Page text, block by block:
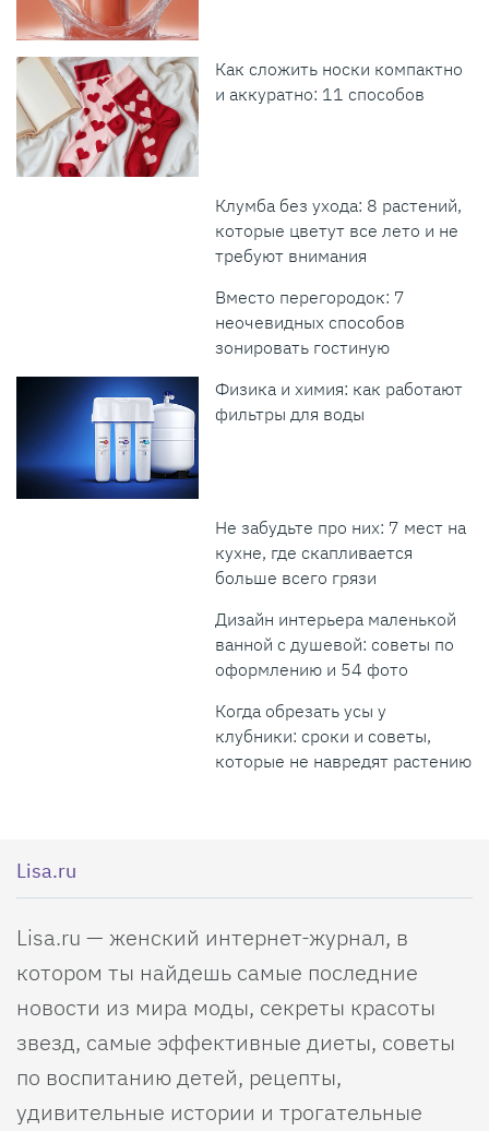
Как сложить носки компактно
и аккуратно: 11 способов
Клумба без ухода: 8 растений,
которые цветут все лето и не
требуют внимания
Вместо перегородок: 7
неочевидных способов
зонировать гостиную
Физика и химия: как работают
фильтры для воды
Не забудьте про них: 7 мест на
кухне, где скапливается
больше всего грязи
Дизайн интерьера маленькой
ванной с душевой: советы по
оформлению и 54 фото
Когда обрезать усы у
клубники: сроки и советы,
которые не навредят растению
Lisa.ru
Lisa.ru — женский интернет-журнал, в
котором ты найдешь самые последние
новости из мира моды, секреты красоты
звезд, самые эффективные диеты, советы
по воспитанию детей, рецепты,
удивительные истории и трогательные